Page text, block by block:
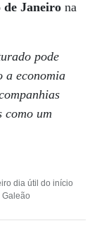
de Janeiro na
pode
a economia
como um
dia útil do início
Galeão